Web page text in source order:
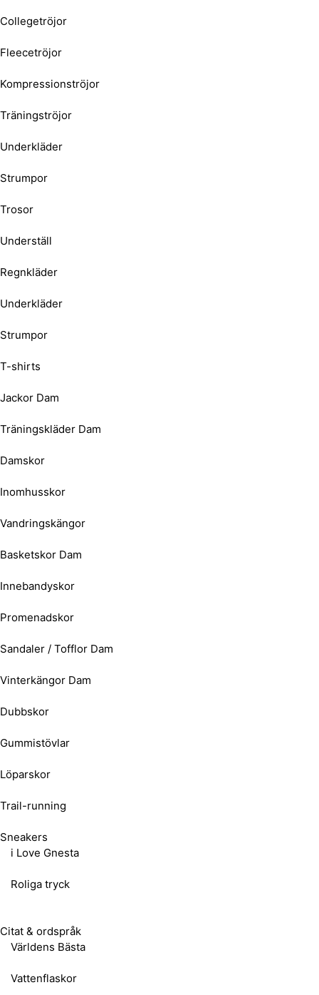
Collegetröjor
Fleecetröjor
Kompressionströjor
Träningströjor
Underkläder
Strumpor
Trosor
Underställ
Regnkläder
Underkläder
Strumpor
T-shirts
Jackor Dam
Träningskläder Dam
Damskor
Inomhusskor
Vandringskängor
Basketskor Dam
Innebandyskor
Promenadskor
Sandaler / Tofflor Dam
Vinterkängor Dam
Dubbskor
Gummistövlar
Löparskor
Trail-running
Sneakers
i Love Gnesta
Roliga tryck
Citat & ordspråk
Världens Bästa
Vattenflaskor